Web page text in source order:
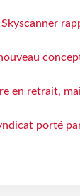
en retrait,
porté